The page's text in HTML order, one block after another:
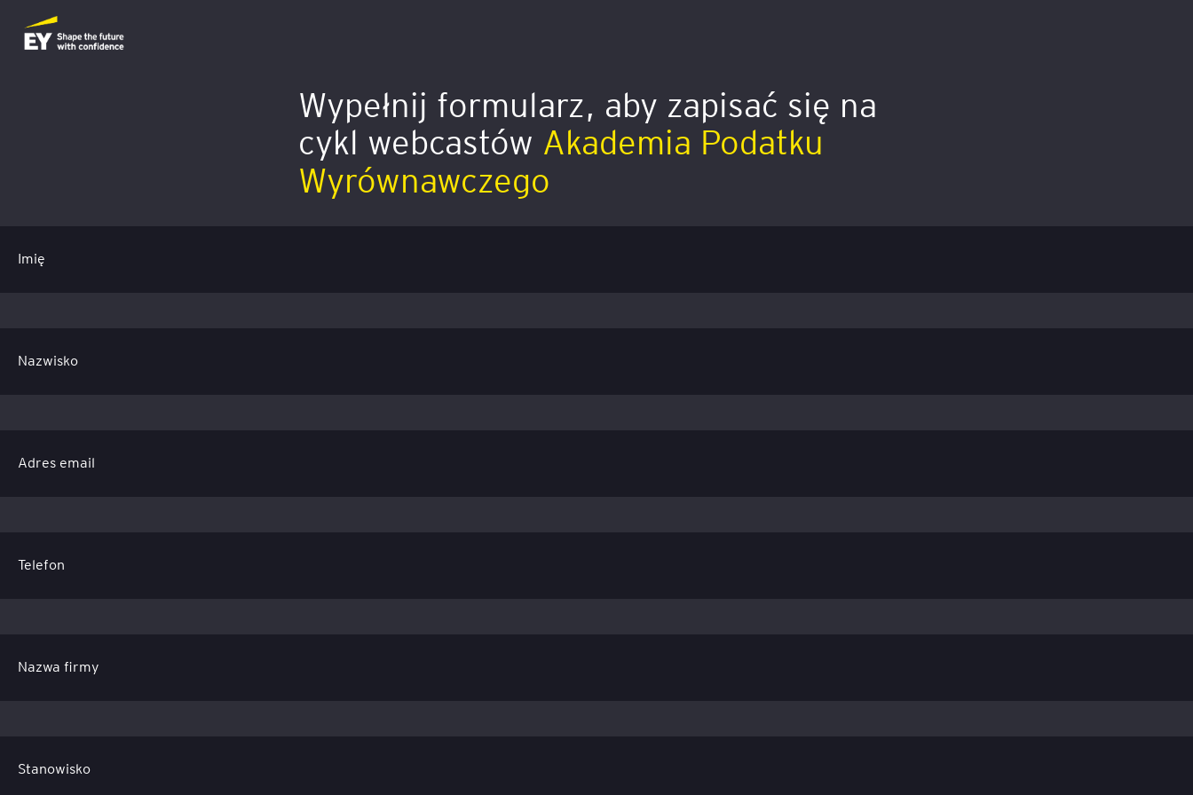
Wypełnij formularz, aby zapisać się na
cykl webcastów Akademia Podatku
Wyrównawczego
Imię
Nazwisko
Adres email
Telefon
Nazwa firmy
Stanowisko